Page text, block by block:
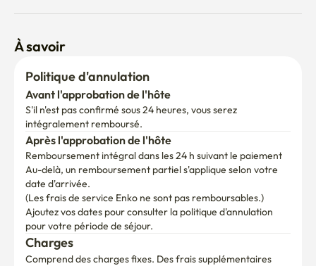
À savoir
Politique d'annulation
Avant l'approbation de l'hôte
S'il n'est pas confirmé sous 24 heures, vous serez
intégralement remboursé.
Après l'approbation de l'hôte
Remboursement intégral dans les 24 h suivant le paiement
Au-delà, un remboursement partiel s'applique selon votre
date d'arrivée.
(Les frais de service Enko ne sont pas remboursables.)
Ajoutez vos dates pour consulter la politique d'annulation
pour votre période de séjour.
Charges
Comprend des charges fixes. Des frais supplémentaires